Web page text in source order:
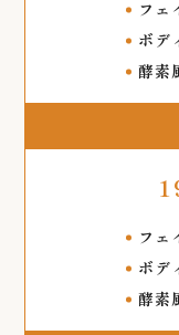
フェ
ボデ
酵素
フェ
ボデ
酵素